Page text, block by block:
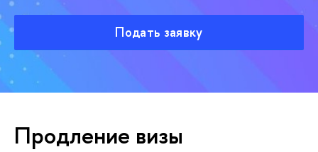
Подать заявку
Продление визы